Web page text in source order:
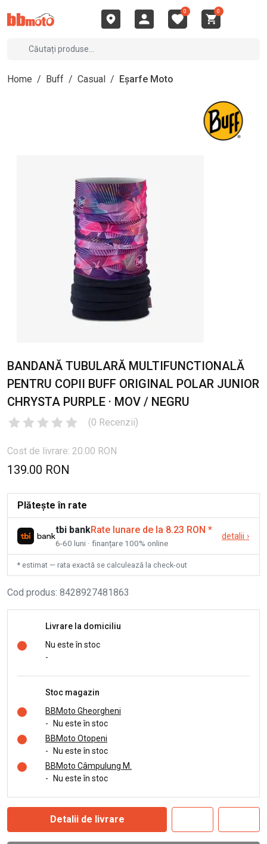
0 0
Home / Buff / Casual / Eșarfe Moto
BANDANĂ TUBULARĂ MULTIFUNCTIONALĂ
PENTRU COPII BUFF ORIGINAL POLAR JUNIOR
CHRYSTA PURPLE · MOV / NEGRU
(0 Recenzii)
Cost de livrare: 20.00 RON
139.00 RON
Plătește în rate
tbi bankRate lunare de la 8.23 RON *
6-60 luni · finanțare 100% online
detalii ›
* estimat — rata exactă se calculează la check-out
Cod produs: 8428927481863
Livrare la domiciliu
Nu este în stoc
-
Stoc magazin
BBMoto Gheorgheni
-
Nu este în stoc
BBMoto Otopeni
-
Nu este în stoc
BBMoto Câmpulung M.
-
Nu este în stoc
Detalii de livrare